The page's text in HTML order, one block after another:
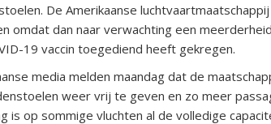
De Amerikaanse
omdat dan naar verwachting een
19 vaccin toegediend heeft gekregen.
media melden maandag dat de
weer vrij te geven en zo meer
is op sommige vluchten al de volledige